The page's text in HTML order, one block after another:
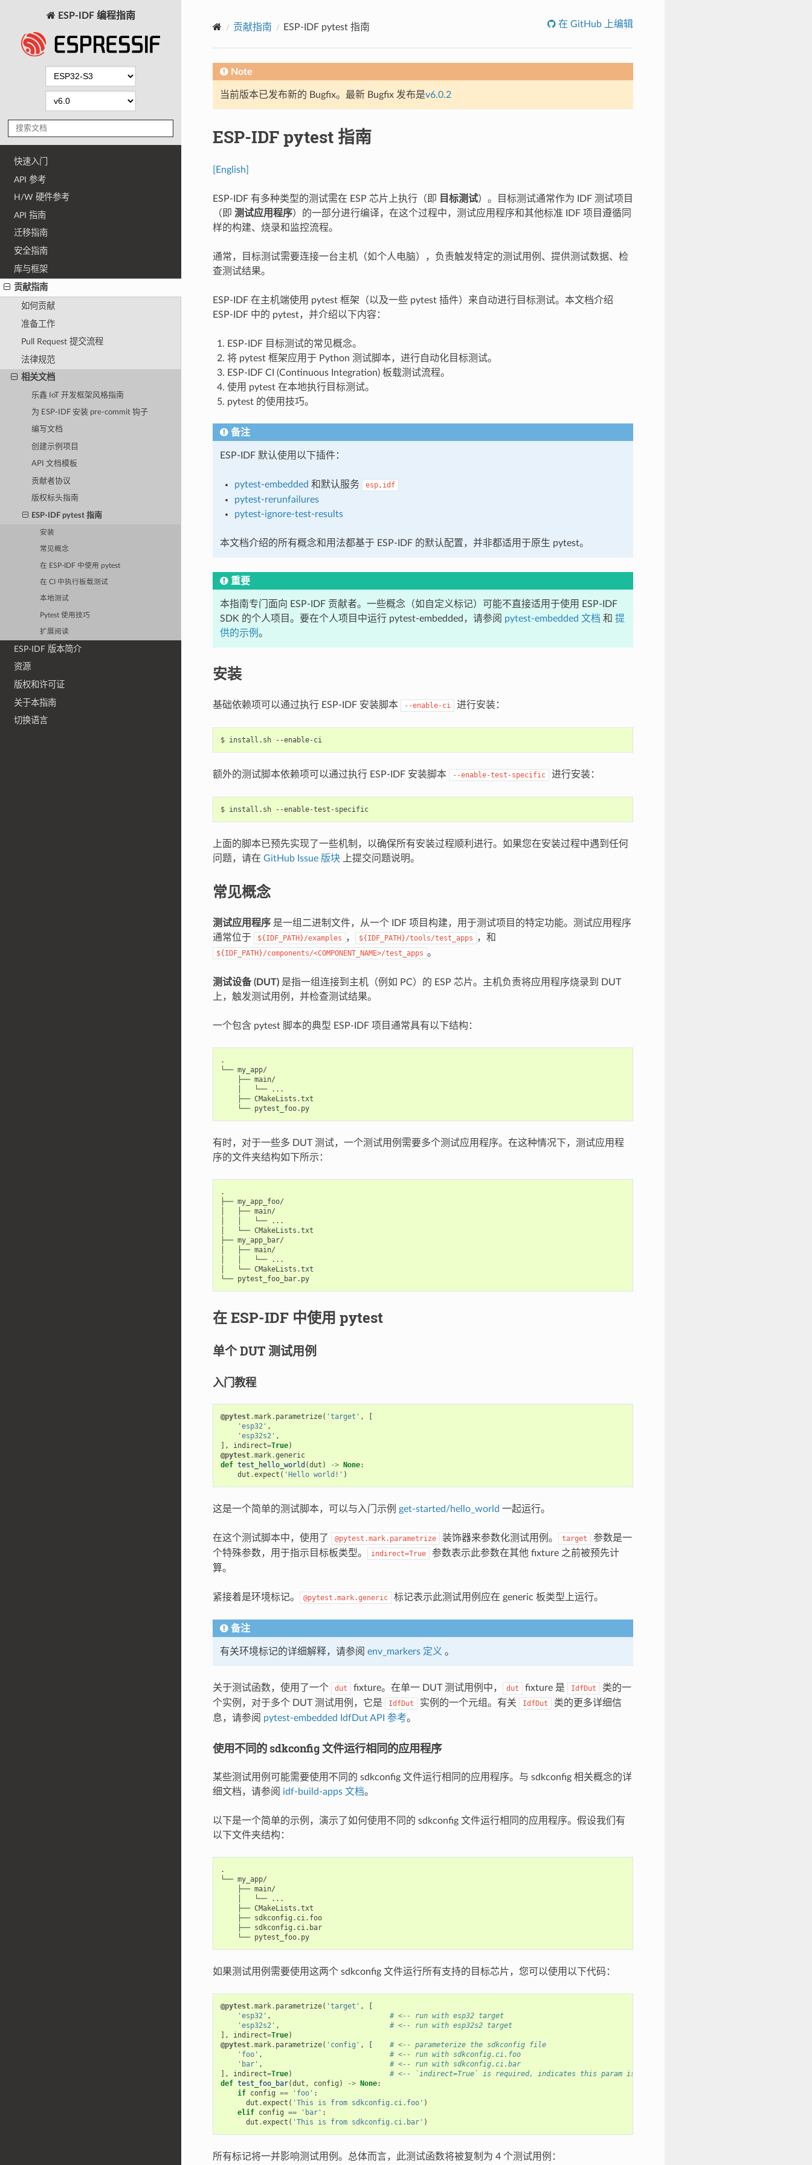
ESP-IDF 编程指南
快速入门
API 参考
H/W 硬件参考
API 指南
迁移指南
安全指南
库与框架
贡献指南
如何贡献
准备工作
Pull Request 提交流程
法律规范
相关文档
乐鑫 IoT 开发框架风格指南
为 ESP-IDF 安装 pre-commit 钩子
编写文档
创建示例项目
API 文档模板
贡献者协议
版权标头指南
ESP-IDF pytest 指南
安装
常见概念
在 ESP-IDF 中使用 pytest
在 CI 中执行板载测试
本地测试
Pytest 使用技巧
扩展阅读
ESP-IDF 版本简介
资源
版权和许可证
关于本指南
切换语言
贡献指南 ESP-IDF pytest 指南 在 GitHub 上编辑
Note
当前版本已发布新的 Bugfix。最新 Bugfix 发布是v6.0.2
ESP-IDF pytest 指南
[English]
ESP-IDF 有多种类型的测试需在 ESP 芯片上执行（即 目标测试）。目标测试通常作为 IDF 测试项目
（即 测试应用程序）的一部分进行编译，在这个过程中，测试应用程序和其他标准 IDF 项目遵循同
样的构建、烧录和监控流程。
通常，目标测试需要连接一台主机（如个人电脑），负责触发特定的测试用例、提供测试数据、检
查测试结果。
ESP-IDF 在主机端使用 pytest 框架（以及一些 pytest 插件）来自动进行目标测试。本文档介绍
ESP-IDF 中的 pytest，并介绍以下内容：
ESP-IDF 目标测试的常见概念。
将 pytest 框架应用于 Python 测试脚本，进行自动化目标测试。
ESP-IDF CI (Continuous Integration) 板载测试流程。
使用 pytest 在本地执行目标测试。
pytest 的使用技巧。
备注
ESP-IDF 默认使用以下插件：
pytest-embedded 和默认服务 esp,idf
pytest-rerunfailures
pytest-ignore-test-results
本文档介绍的所有概念和用法都基于 ESP-IDF 的默认配置，并非都适用于原生 pytest。
重要
本指南专门面向 ESP-IDF 贡献者。一些概念（如自定义标记）可能不直接适用于使用 ESP-IDF
SDK 的个人项目。要在个人项目中运行 pytest-embedded，请参阅 pytest-embedded 文档 和 提
供的示例 。
安装
基础依赖项可以通过执行 ESP-IDF 安装脚本 --enable-ci 进行安装：
$ install.sh --enable-ci
额外的测试脚本依赖项可以通过执行 ESP-IDF 安装脚本 --enable-test-specific 进行安装：
$ install.sh --enable-test-specific
上面的脚本已预先实现了一些机制，以确保所有安装过程顺利进行。如果您在安装过程中遇到任何
问题，请在 GitHub Issue 版块上提交问题说明。
常见概念
测试应用程序是一组二进制文件，从一个 IDF 项目构建，用于测试项目的特定功能。测试应用程序
通常位于
${IDF_PATH}/examples ， ${IDF_PATH}/tools/test_apps ，和
${IDF_PATH}/components/<COMPONENT_NAME>/test_apps 。
测试设备 (DUT)是指一组连接到主机（例如 PC）的 ESP 芯片。主机负责将应用程序烧录到 DUT
上，触发测试用例，并检查测试结果。
一个包含 pytest 脚本的典型 ESP-IDF 项目通常具有以下结构：
.
└── my_app/
    ├── main/
    │   └── ...
    ├── CMakeLists.txt
    └── pytest_foo.py
有时，对于一些多 DUT 测试，一个测试用例需要多个测试应用程序。在这种情况下，测试应用程
序的文件夹结构如下所示：
.
├── my_app_foo/
│   ├── main/
│   │   └── ...
│   └── CMakeLists.txt
├── my_app_bar/
│   ├── main/
│   │   └── ...
│   └── CMakeLists.txt
└── pytest_foo_bar.py
在 ESP-IDF 中使用 pytest
单个 DUT 测试用例
入门教程
@pytest.mark. parametrize( 'target' ,
[
'esp32' ,
'esp32s2' ,
],
indirect=True)
@pytest.mark.generic
def test_hello_world (dut ) -> None:
dut .expect ( 'Hello world!' )
这是一个简单的测试脚本，可以与入门示例 get-started/hello_world 一起运行。
在这个测试脚本中，使用了 @pytest.mark.parametrize 装饰器来参数化测试用例。 target
参数是一
个特殊参数，用于指示目标板类型。
indirect=True
参数表示此参数在其他 fixture 之前被预先计
算。
紧接着是环境标记。 @pytest.mark.generic 标记表示此测试用例应在 generic 板类型上运行。
备注
有关环境标记的详细解释，请参阅 env_markers 定义 。
关于测试函数，使用了一个 dut fixture。在单一 DUT 测试用例中， dut fixture 是 IdfDut
类的一
个实例，对于多个 DUT 测试用例，它是
IdfDut 实例的一个元组。有关 IdfDut
类的更多详细信
息，请参阅 pytest-embedded IdfDut API 参考。
使用不同的 sdkconfig 文件运行相同的应用程序
某些测试用例可能需要使用不同的 sdkconfig 文件运行相同的应用程序。与 sdkconfig 相关概念的详
细文档，请参阅 idf-build-apps 文档。
以下是一个简单的示例，演示了如何使用不同的 sdkconfig 文件运行相同的应用程序。假设我们有
以下文件夹结构：
.
└── my_app/
    ├── main/
    │   └── ...
    ├── CMakeLists.txt
    ├── sdkconfig.ci.foo
    ├── sdkconfig.ci.bar
    └── pytest_foo.py
如果测试用例需要使用这两个 sdkconfig 文件运行所有支持的目标芯片，您可以使用以下代码：
@pytest.mark. parametrize( 'target' ,
[
'esp32' ,
# <-- run with esp32 target
'esp32s2' ,
# <-- run with esp32s2 target
],
indirect=True)
@pytest.mark. parametrize( 'config' , [
# <-- parameterize the sdkconfig file
'foo' ,
# <-- run with sdkconfig.ci.foo
'bar' ,
# <-- run with sdkconfig.ci.bar
],
indirect=True)
# <-- `indirect=True` is required, indicates this param is pre-calculated before other fixtures
def test_foo_bar(dut , config ) -> None:
if config == 'foo' :
dut .expect ( 'This is from sdkconfig.ci.foo' )
elif config == 'bar' :
dut .expect ( 'This is from sdkconfig.ci.bar' )
所有标记将一并影响测试用例。总体而言，此测试函数将被复制为 4 个测试用例：